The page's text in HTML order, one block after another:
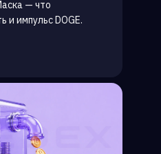
— что
и импульс DOGE.